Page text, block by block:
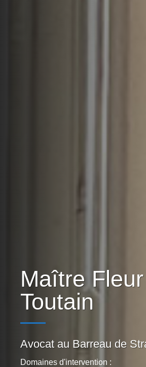
Maître Fleur
Toutain
Avocat au Barreau de
Domaines d'intervention :